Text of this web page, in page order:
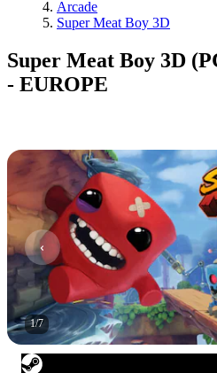
Arcade
Super Meat Boy 3D
Super Meat Boy 3D
- EUROPE
1/7